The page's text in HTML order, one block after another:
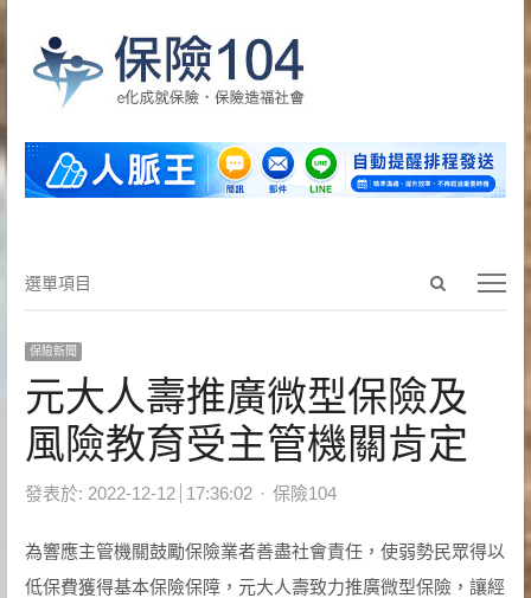
Open
search
選
項
目
選單項目
保險新聞
元大人壽推廣微型保險及
風險教育受主管機關肯定
發表於: 2022-12-12 17:36:02 Author
保險104
為響應主管機關鼓勵保險業者善盡社會責任，使弱勢民眾得以
低保費獲得基本保險保障，元大人壽致力推廣微型保險，讓經